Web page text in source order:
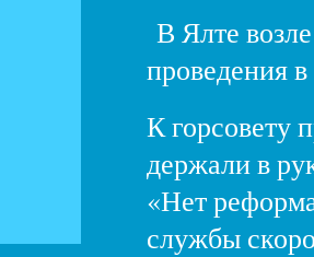
В Ялте
проведения
К горсовету
держали в
«Нет
службы